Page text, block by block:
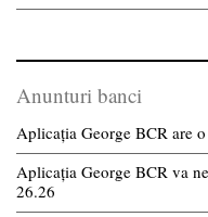
Anunturi banci
Aplicația George BCR are
Aplicația George BCR va
26.26